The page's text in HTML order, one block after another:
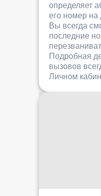
определяет
его номер на
Вы всегда
последние
Подробная
вызовов
Личном